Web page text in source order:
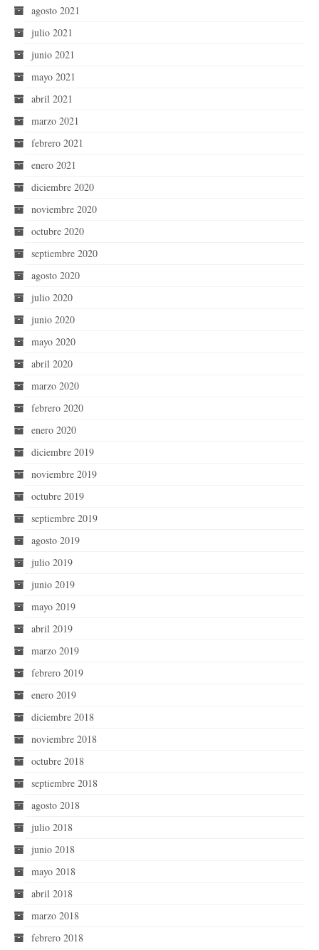
agosto 2021
julio 2021
junio 2021
mayo 2021
abril 2021
marzo 2021
febrero 2021
enero 2021
diciembre 2020
noviembre 2020
octubre 2020
septiembre 2020
agosto 2020
julio 2020
junio 2020
mayo 2020
abril 2020
marzo 2020
febrero 2020
enero 2020
diciembre 2019
noviembre 2019
octubre 2019
septiembre 2019
agosto 2019
julio 2019
junio 2019
mayo 2019
abril 2019
marzo 2019
febrero 2019
enero 2019
diciembre 2018
noviembre 2018
octubre 2018
septiembre 2018
agosto 2018
julio 2018
junio 2018
mayo 2018
abril 2018
marzo 2018
febrero 2018